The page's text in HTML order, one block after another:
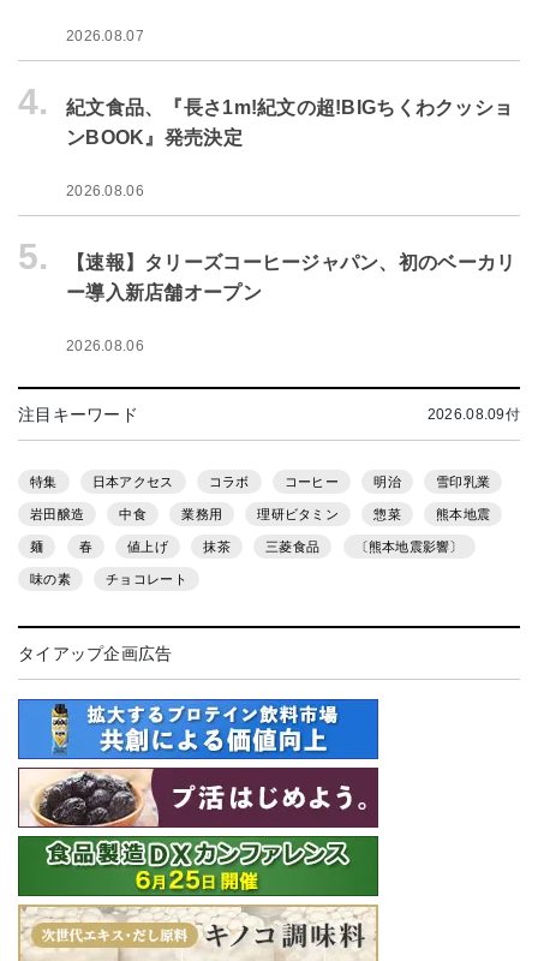
2026.08.07
4.
紀文食品、『長さ1m!紀文の超!BIGちくわクッショ
ンBOOK』発売決定
2026.08.06
5.
【速報】タリーズコーヒージャパン、初のベーカリ
ー導入新店舗オープン
2026.08.06
注目キーワード 2026.08.09付
特集 日本アクセス コラボ コーヒー 明治 雪印乳業
岩田醸造 中食 業務用 理研ビタミン 惣菜 熊本地震
麺 春 値上げ 抹茶 三菱食品 〔熊本地震影響〕
味の素 チョコレート
タイアップ企画広告